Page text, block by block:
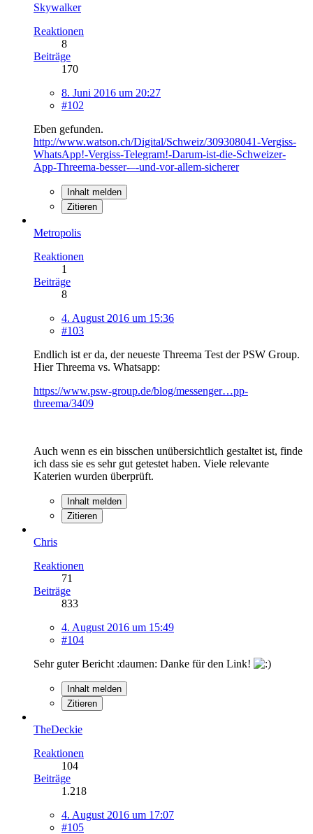
Skywalker
Reaktionen
8
Beiträge
170
8. Juni 2016 um 20:27
#102
Eben gefunden.
http://www.watson.ch/Digital/Schweiz/309308041-Vergiss-
WhatsApp!-Vergiss-Telegram!-Darum-ist-die-Schweizer-
App-Threema-besser-–-und-vor-allem-sicherer
Inhalt melden
Zitieren
Metropolis
Reaktionen
1
Beiträge
8
4. August 2016 um 15:36
#103
Endlich ist er da, der neueste Threema Test der PSW Group.
Hier Threema vs. Whatsapp:
https://www.psw-group.de/blog/messenger…pp-
threema/3409
Auch wenn es ein bisschen unübersichtlich gestaltet ist, finde
ich dass sie es sehr gut getestet haben. Viele relevante
Katerien wurden überprüft.
Inhalt melden
Zitieren
Chris
Reaktionen
71
Beiträge
833
4. August 2016 um 15:49
#104
Sehr guter Bericht :daumen: Danke für den Link!
Inhalt melden
Zitieren
TheDeckie
Reaktionen
104
Beiträge
1.218
4. August 2016 um 17:07
#105